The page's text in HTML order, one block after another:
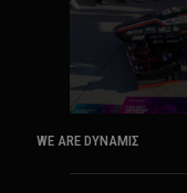
WE ARE DYNAMIΣ